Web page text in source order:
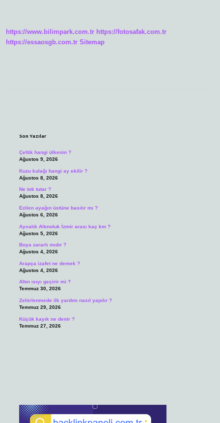
https://www.bilimpark.com.tr https://fotosafak.com.tr
https://essaosgb.com.tr Sitemap
Son Yazılar
Çeltik hangi ülkenin ?
Ağustos 9, 2026
Kuzu kulağı hangi ay ekilir ?
Ağustos 8, 2026
Ne tok tutar ?
Ağustos 8, 2026
Ezilen ayağın üstüne basılır mı ?
Ağustos 6, 2026
Ayvalık Altınoluk İzmir arası kaç km ?
Ağustos 5, 2026
Boya zararlı mıdır ?
Ağustos 4, 2026
Arapça izafet ne demek ?
Ağustos 4, 2026
Altın ısıyı geçirir mi ?
Temmuz 30, 2026
Zehirlenmede ilk yardım nasıl yapılır ?
Temmuz 29, 2026
Küçük kayık ne denir ?
Temmuz 27, 2026